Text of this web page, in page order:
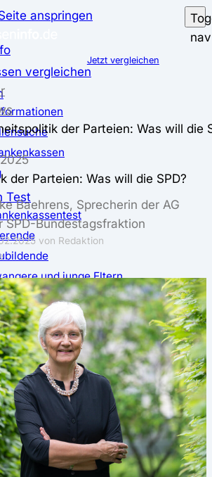
anspringen
vergleichen
Test
und junge Eltern
Jetzt vergleichen
der Parteien: Was will die
der Parteien: Was will die SPD?
Baehrens, Sprecherin der AG
SPD-Bundestagsfraktion
von Redaktion